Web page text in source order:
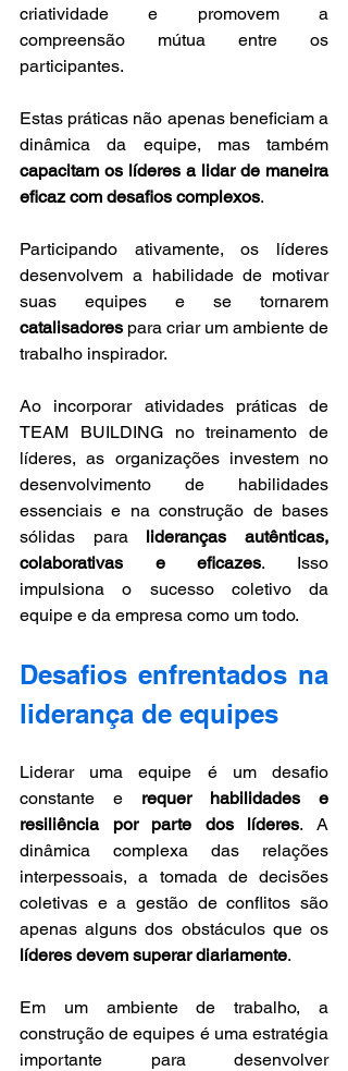
criatividade e promovem a
compreensão mútua entre os
participantes.
Estas práticas não apenas beneficiam a
capacitam os líderes a lidar de maneira
eficaz com desafios complexos.
Participando ativamente, os líderes
desenvolvem a habilidade de motivar
catalisadores para criar um ambiente de
trabalho inspirador.
Ao incorporar atividades práticas de
TEAM BUILDING no treinamento de
líderes, as organizações investem no
desenvolvimento de habilidades
essenciais e na construção de bases
sólidas para lideranças autênticas,
colaborativas e eficazes. Isso
impulsiona o sucesso coletivo da
equipe e da empresa como um todo.
Desafios enfrentados na
liderança de equipes
Liderar uma equipe é um desafio
constante e requer habilidades e
resiliência por parte dos líderes. A
dinâmica complexa das relações
interpessoais, a tomada de decisões
coletivas e a gestão de conflitos são
líderes devem superar diariamente.
Em um ambiente de trabalho, a
construção de equipes é uma estratégia
importante para desenvolver